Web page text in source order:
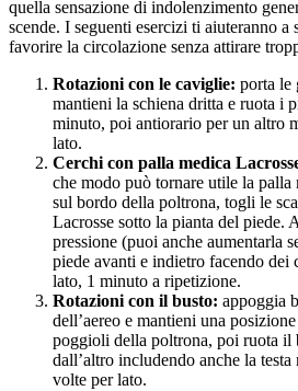
quella sensazione di indolenzimento
scende. I seguenti esercizi ti aiuteranno
favorire la circolazione senza attirare
Rotazioni con le caviglie: porta le
mantieni la schiena dritta e ruota i
minuto, poi antiorario per un altro
lato.
Cerchi con palla medica
che modo può tornare utile la palla
sul bordo della poltrona, togli le
Lacrosse sotto la pianta del piede.
pressione (puoi anche aumentarla
piede avanti e indietro facendo
lato, 1 minuto a ripetizione.
Rotazioni con il busto: appoggia
dell’aereo e mantieni una
poggioli della poltrona, poi ruota il
dall’altro includendo anche la
volte per lato.